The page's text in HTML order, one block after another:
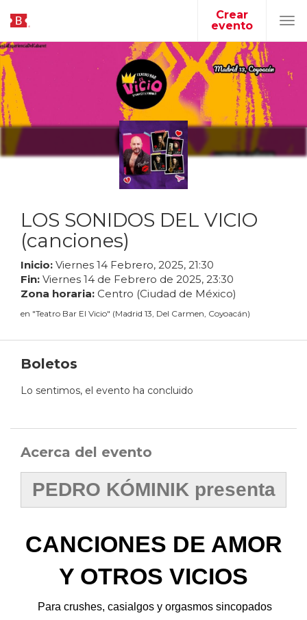
Crear
evento
LOS SONIDOS DEL VICIO
(canciones)
Inicio: Viernes 14 Febrero, 2025, 21:30
Fin: Viernes 14 de Febrero de 2025, 23:30
Zona horaria: Centro (Ciudad de México)
en "Teatro Bar El Vicio" (Madrid 13, Del Carmen, Coyoacán)
Boletos
Lo sentimos, el evento ha concluido
Acerca del evento
PEDRO KÓMINIK presenta
CANCIONES DE AMOR
Y OTROS VICIOS
Para crushes, casialgos y orgasmos sincopados